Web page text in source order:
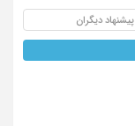
پیشنهاد دیگران